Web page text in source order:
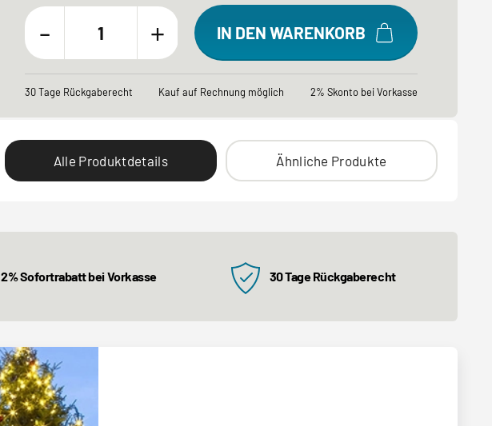
- + IN DEN WARENKORB
30 Tage Rückgaberecht Kauf auf Rechnung möglich 2% Skonto bei Vorkasse
Alle Produktdetails Ähnliche Produkte
2% Sofortrabatt bei Vorkasse 30 Tage Rückgaberecht